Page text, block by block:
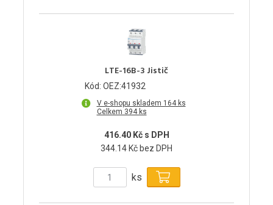
LTE-16B-3 Jistič
Kód: OEZ:41932
V e-shopu skladem 164 ks
Celkem 394 ks
416.40 Kč s DPH
344.14 Kč bez DPH
ks